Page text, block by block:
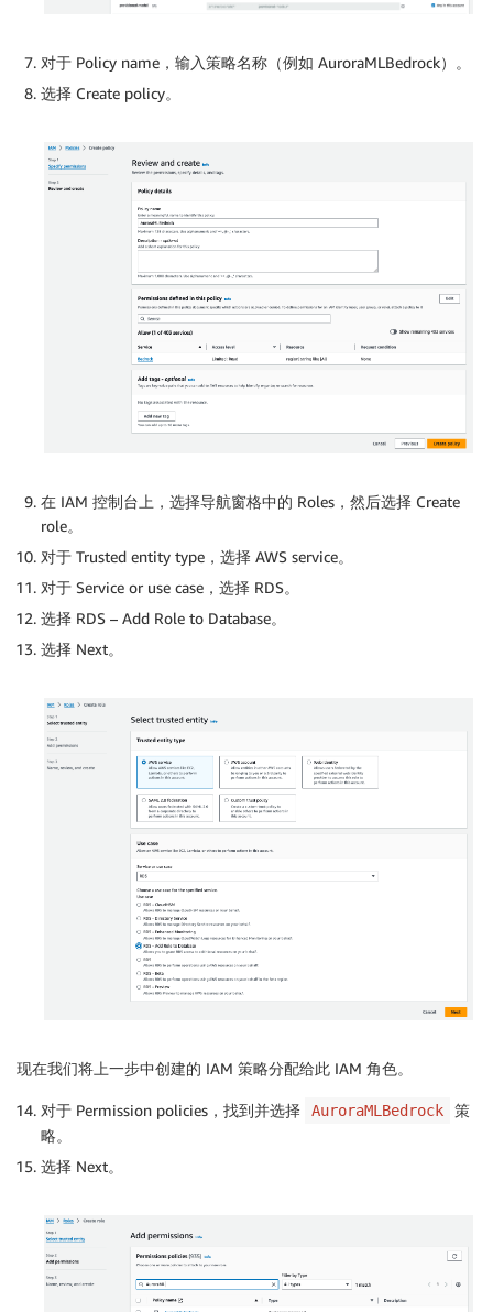
对于 Policy name，输入策略名称（例如 AuroraMLBedrock）。
选择 Create policy。
在 IAM 控制台上，选择导航窗格中的 Roles，然后选择 Create
role。
对于 Trusted entity type，选择 AWS service。
对于 Service or use case，选择 RDS。
选择 RDS – Add Role to Database。
选择 Next。
现在我们将上一步中创建的 IAM 策略分配给此 IAM 角色。
对于 Permission policies，找到并选择 AuroraMLBedrock
策
略。
选择 Next。